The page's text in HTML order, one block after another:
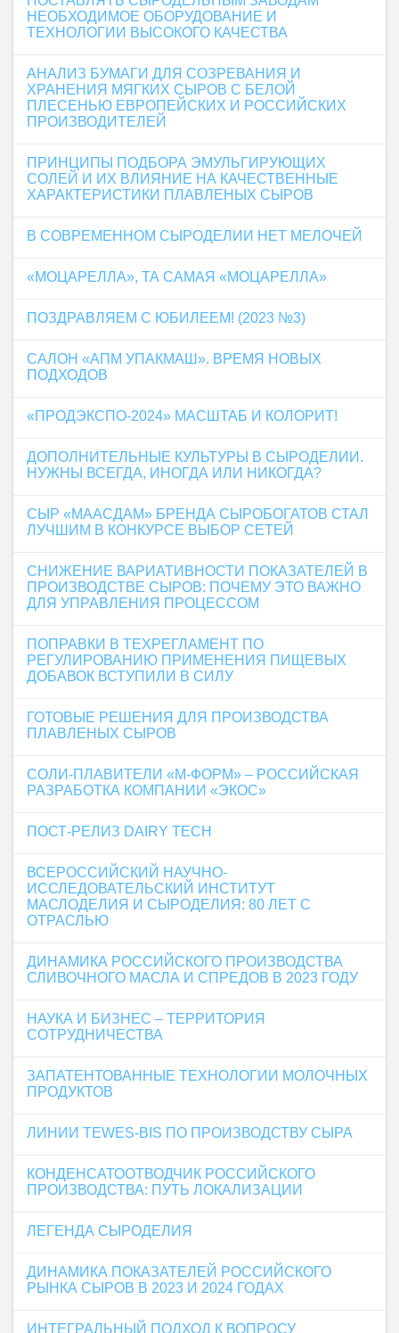
НЕОБХОДИМОЕ ОБОРУДОВАНИЕ И
ТЕХНОЛОГИИ ВЫСОКОГО КАЧЕСТВА
АНАЛИЗ БУМАГИ ДЛЯ СОЗРЕВАНИЯ И
ХРАНЕНИЯ МЯГКИХ СЫРОВ С БЕЛОЙ
ПЛЕСЕНЬЮ ЕВРОПЕЙСКИХ И РОССИЙСКИХ
ПРОИЗВОДИТЕЛЕЙ
ПРИНЦИПЫ ПОДБОРА ЭМУЛЬГИРУЮЩИХ
СОЛЕЙ И ИХ ВЛИЯНИЕ НА КАЧЕСТВЕННЫЕ
ХАРАКТЕРИСТИКИ ПЛАВЛЕНЫХ СЫРОВ
В СОВРЕМЕННОМ СЫРОДЕЛИИ НЕТ МЕЛОЧЕЙ
«МОЦАРЕЛЛА», ТА САМАЯ «МОЦАРЕЛЛА»
ПОЗДРАВЛЯЕМ С ЮБИЛЕЕМ! (2023 №3)
САЛОН «АПМ УПАКМАШ». ВРЕМЯ НОВЫХ
ПОДХОДОВ
«ПРОДЭКСПО-2024» МАСШТАБ И КОЛОРИТ!
ДОПОЛНИТЕЛЬНЫЕ КУЛЬТУРЫ В СЫРОДЕЛИИ.
НУЖНЫ ВСЕГДА, ИНОГДА ИЛИ НИКОГДА?
СЫР «МААСДАМ» БРЕНДА СЫРОБОГАТОВ СТАЛ
ЛУЧШИМ В КОНКУРСЕ ВЫБОР СЕТЕЙ
СНИЖЕНИЕ ВАРИАТИВНОСТИ ПОКАЗАТЕЛЕЙ В
ПРОИЗВОДСТВЕ СЫРОВ: ПОЧЕМУ ЭТО ВАЖНО
ДЛЯ УПРАВЛЕНИЯ ПРОЦЕССОМ
ПОПРАВКИ В ТЕХРЕГЛАМЕНТ ПО
РЕГУЛИРОВАНИЮ ПРИМЕНЕНИЯ ПИЩЕВЫХ
ДОБАВОК ВСТУПИЛИ В СИЛУ
ГОТОВЫЕ РЕШЕНИЯ ДЛЯ ПРОИЗВОДСТВА
ПЛАВЛЕНЫХ СЫРОВ
СОЛИ-ПЛАВИТЕЛИ «М-ФОРМ» – РОССИЙСКАЯ
РАЗРАБОТКА КОМПАНИИ «ЭКОС»
ПОСТ-РЕЛИЗ DAIRY TECH
ВСЕРОССИЙСКИЙ НАУЧНО-
ИССЛЕДОВАТЕЛЬСКИЙ ИНСТИТУТ
МАСЛОДЕЛИЯ И СЫРОДЕЛИЯ: 80 ЛЕТ С
ОТРАСЛЬЮ
ДИНАМИКА РОССИЙСКОГО ПРОИЗВОДСТВА
СЛИВОЧНОГО МАСЛА И СПРЕДОВ В 2023 ГОДУ
НАУКА И БИЗНЕС – ТЕРРИТОРИЯ
СОТРУДНИЧЕСТВА
ЗАПАТЕНТОВАННЫЕ ТЕХНОЛОГИИ МОЛОЧНЫХ
ПРОДУКТОВ
ЛИНИИ TEWES-BIS ПО ПРОИЗВОДСТВУ СЫРА
КОНДЕНСАТООТВОДЧИК РОССИЙСКОГО
ПРОИЗВОДСТВА: ПУТЬ ЛОКАЛИЗАЦИИ
ЛЕГЕНДА СЫРОДЕЛИЯ
ДИНАМИКА ПОКАЗАТЕЛЕЙ РОССИЙСКОГО
РЫНКА СЫРОВ В 2023 И 2024 ГОДАХ
ИНТЕГРАЛЬНЫЙ ПОДХОД К ВОПРОСУ